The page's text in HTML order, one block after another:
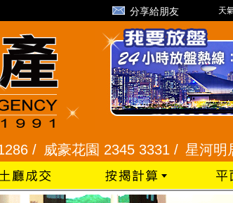
分享給朋友 天
威豪花園 2345 3331 /星河明居、